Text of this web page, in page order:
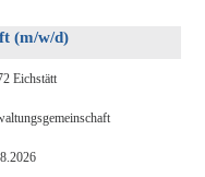
(m/w/d)
Eichstätt